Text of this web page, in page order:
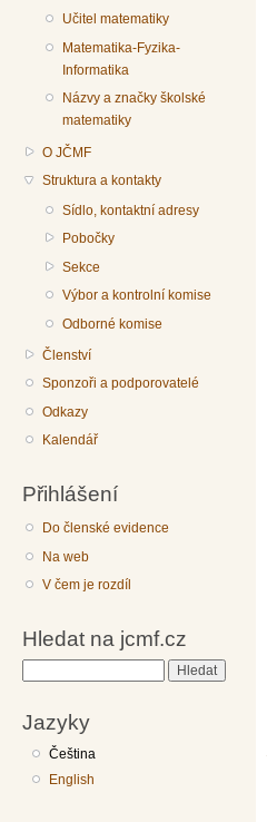
Učitel matematiky
Matematika-Fyzika-
Informatika
Názvy a značky školské
matematiky
O JČMF
Struktura a kontakty
Sídlo, kontaktní adresy
Pobočky
Sekce
Výbor a kontrolní komise
Odborné komise
Členství
Sponzoři a podporovatelé
Odkazy
Kalendář
Přihlášení
Do členské evidence
Na web
V čem je rozdíl
Hledat na jcmf.cz
Jazyky
Čeština
English